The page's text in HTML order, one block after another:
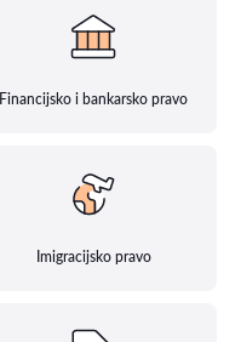
Financijsko i bankarsko pravo
Imigracijsko pravo